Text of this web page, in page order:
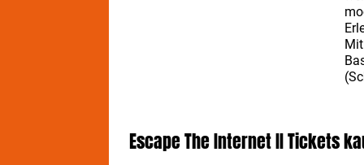
Escape The Internet IITickets